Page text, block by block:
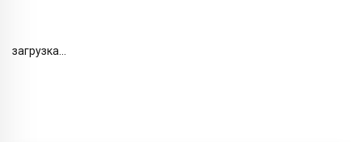
загрузка...